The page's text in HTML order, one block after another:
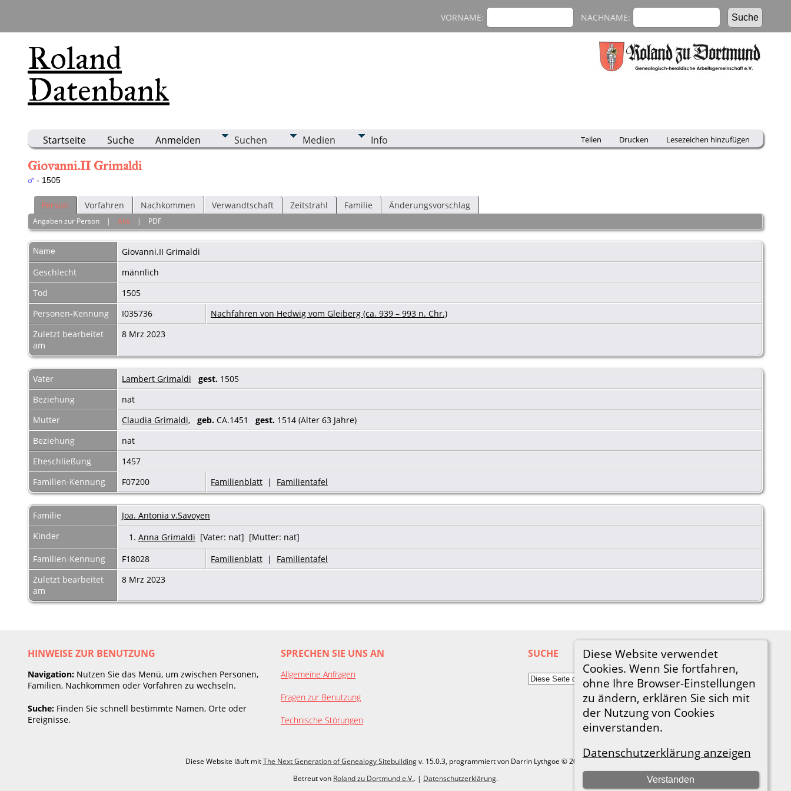
Roland
Datenbank
VORNAME: NACHNAME:
Startseite Suche Anmelden Suchen Medien Info Teilen Drucken Lesezeichen hinzufügen
Diese Website verwendet
Cookies. Wenn Sie fortfahren,
ohne Ihre Browser-Einstellungen
zu ändern, erklären Sie sich mit
der Nutzung von Cookies
einverstanden.
Datenschutzerklärung anzeigen
Verstanden
Giovanni.II Grimaldi
- 1505
Person Vorfahren Nachkommen Verwandtschaft Zeitstrahl Familie Änderungsvorschlag
Angaben zur Person |Alle | PDF
Name Giovanni.II Grimaldi
Geschlecht
männlich
Tod
1505
Personen-Kennung
I035736
Nachfahren von Hedwig vom Gleiberg (ca. 939 – 993 n. Chr.)
Zuletzt bearbeitet
am
8 Mrz 2023
Vater Lambert Grimaldi gest. 1505
Beziehung
nat
Mutter
Claudia Grimaldi, geb. CA.1451 gest. 1514 (Alter 63 Jahre)
Beziehung
nat
Eheschließung
1457
Familien-Kennung
F07200 Familienblatt | Familientafel
Familie
Joa. Antonia v.Savoyen
Kinder
1. Anna Grimaldi [Vater: nat] [Mutter: nat]
Familien-Kennung
F18028 Familienblatt | Familientafel
Zuletzt bearbeitet
am
8 Mrz 2023
HINWEISE ZUR BENUTZUNG
Navigation: Nutzen Sie das Menü, um zwischen Personen,
Familien, Nachkommen oder Vorfahren zu wechseln.
Suche: Finden Sie schnell bestimmte Namen, Orte oder
Ereignisse.
SPRECHEN SIE UNS AN
Allgemeine Anfragen
Fragen zur Benutzung
Technische Störungen
SUCHE
Diese Website läuft mitThe Next Generation of Genealogy Sitebuildingv. 15.0.3, programmiert von Darrin Lythgoe © 2001-2026.
Betreut von Roland zu Dortmund e.V.. | Datenschutzerklärung.